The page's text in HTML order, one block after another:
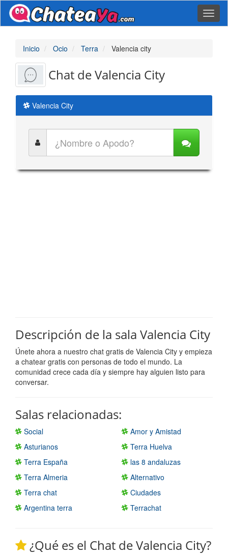
Inicio Ocio Terra Valencia city
Chat de Valencia City
Valencia City
Descripción de la sala Valencia City
Únete ahora a nuestro chat gratis de Valencia City y empieza
a chatear gratis con personas de todo el mundo. La
comunidad crece cada día y siempre hay alguien listo para
conversar.
Salas relacionadas:
Social
Amor y Amistad
Asturianos
Terra Huelva
Terra España
las 8 andaluzas
Terra Almeria
Alternativo
Terra chat
Ciudades
Argentina terra
Terrachat
¿Qué es el Chat de Valencia City?